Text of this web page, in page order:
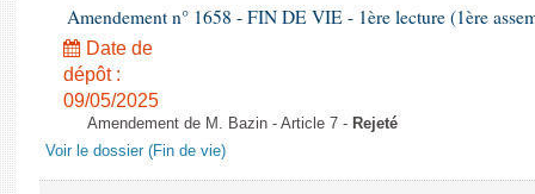
Amendement n° 1658 - FIN DE VIE - 1ère lecture (1ère
Date de
dépôt :
09/05/2025
Amendement de M. Bazin - Article 7 - Rejeté
Voir le dossier (Fin de vie)